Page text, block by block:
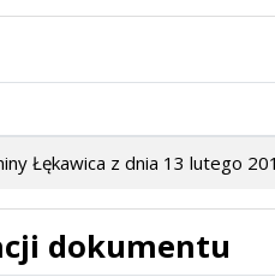
Łękawica z dnia 13 lutego
dokumentu